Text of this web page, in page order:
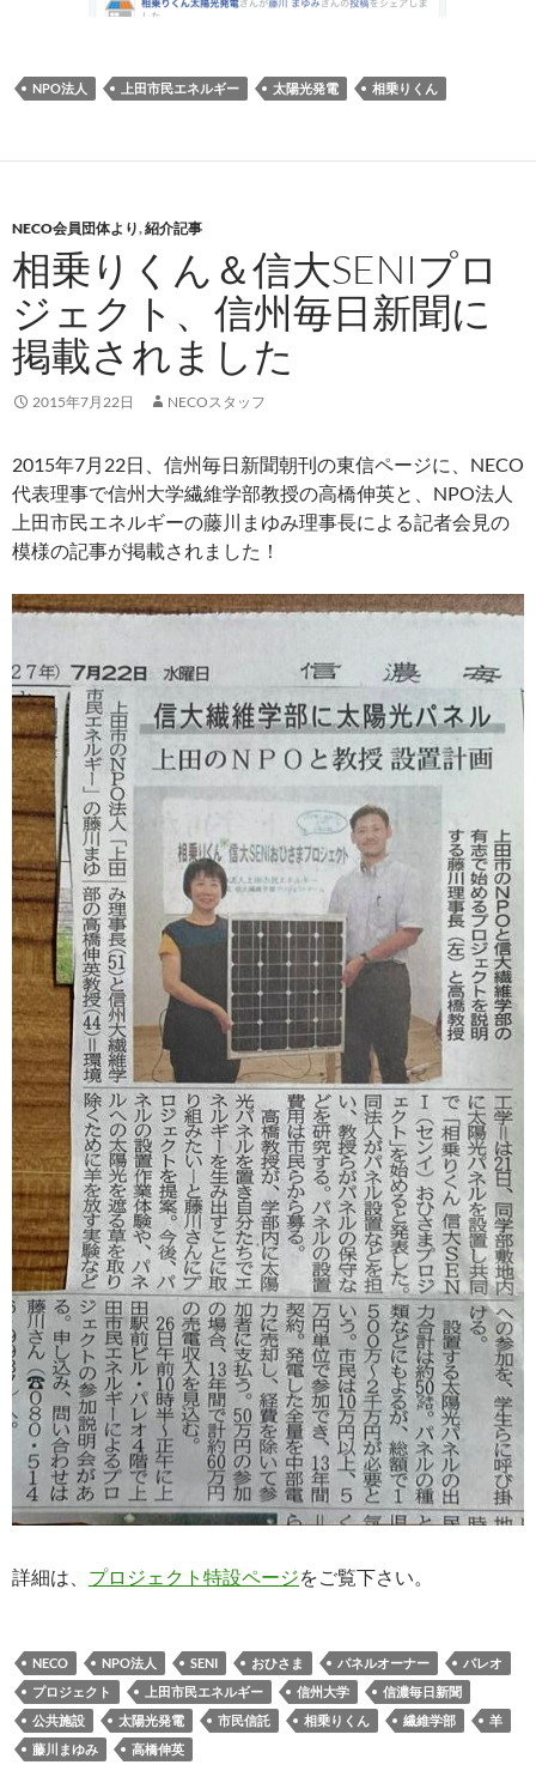
NPO法人 上田市民エネルギー 太陽光発電 相乗りくん
NECO会員団体より,紹介記事
相乗りくん＆信大SENIプロ
ジェクト、信州毎日新聞に
掲載されました
2015年7月22日 NECOスタッフ
2015年7月22日、信州毎日新聞朝刊の東信ページに、NECO
代表理事で信州大学繊維学部教授の高橋伸英と、NPO法人
上田市民エネルギーの藤川まゆみ理事長による記者会見の
模様の記事が掲載されました！
詳細は、 プロジェクト特設ページをご覧下さい。
NECO NPO法人 SENI おひさま パネルオーナー
パレオ
プロジェクト
上田市民エネルギー 信州大学
信濃毎日新聞
公共施設
太陽光発電 市民信託 相乗りくん 繊維学部
羊
藤川まゆみ
高橋伸英